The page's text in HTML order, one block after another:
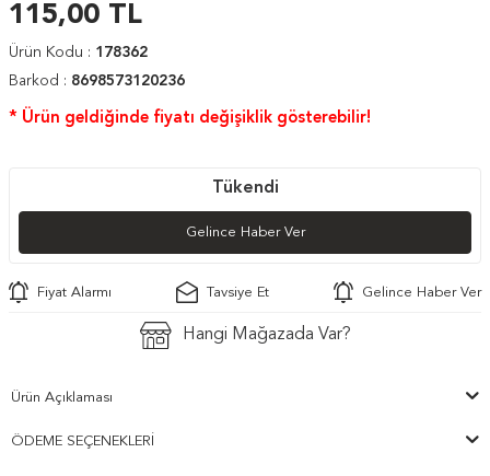
115,00 TL
Ürün Kodu : 178362
Barkod : 8698573120236
* Ürün geldiğinde fiyatı değişiklik gösterebilir!
Tükendi
Gelince Haber Ver
Fiyat Alarmı Tavsiye Et Gelince Haber Ver
Hangi Mağazada Var?
Ürün Açıklaması
ÖDEME SEÇENEKLERI